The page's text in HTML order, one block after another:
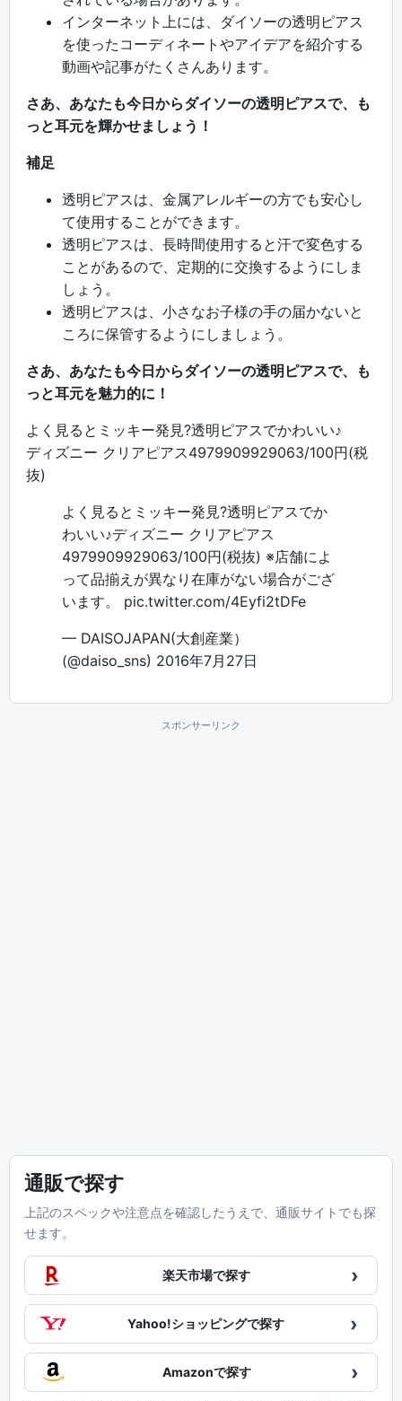
インターネット上には、ダイソーの透明ピアス
を使ったコーディネートやアイデアを紹介する
動画や記事がたくさんあります。
さあ、あなたも今日からダイソーの透明ピアスで、も
っと耳元を輝かせましょう！
補足
透明ピアスは、金属アレルギーの方でも安心し
て使用することができます。
透明ピアスは、長時間使用すると汗で変色する
ことがあるので、定期的に交換するようにしま
しょう。
透明ピアスは、小さなお子様の手の届かないと
ころに保管するようにしましょう。
さあ、あなたも今日からダイソーの透明ピアスで、も
っと耳元を魅力的に！
よく見るとミッキー発見?透明ピアスでかわいい♪
ディズニー クリアピアス4979909929063/100円(税
抜)
よく見るとミッキー発見?透明ピアスでか
わいい♪ディズニー クリアピアス
4979909929063/100円(税抜) ※店舗によ
って品揃えが異なり在庫がない場合がござ
います。 pic.twitter.com/4Eyfi2tDFe
— DAISOJAPAN(大創産業）
(@daiso_sns) 2016年7月27日
スポンサーリンク
通販で探す
上記のスペックや注意点を確認したうえで、通販サイトでも探
せます。
楽天市場で探す ›
Yahoo!ショッピングで探す ›
Amazonで探す ›